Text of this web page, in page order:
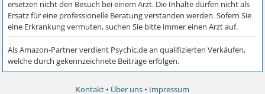
Kontakt • Über uns • Impressum